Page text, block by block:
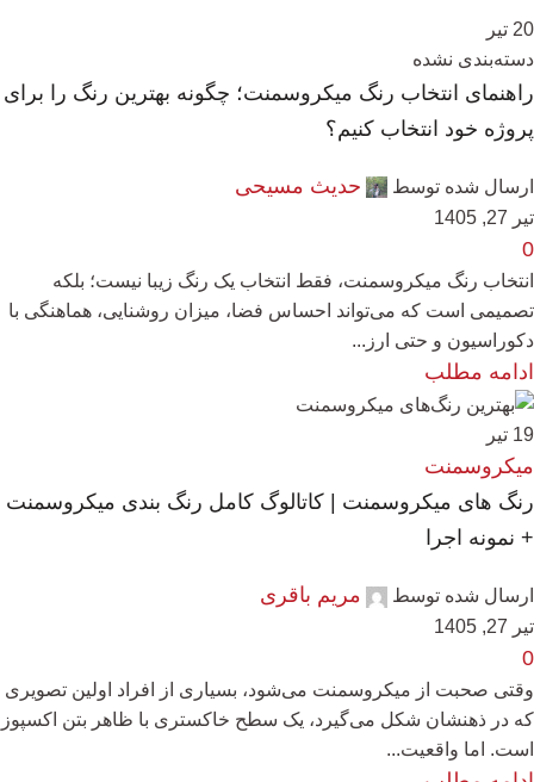
20 تیر
دسته‌بندی نشده
راهنمای انتخاب رنگ میکروسمنت؛ چگونه بهترین رنگ را برای
پروژه خود انتخاب کنیم؟
ارسال شده توسط حدیث مسیحی
تیر 27, 1405
0
انتخاب رنگ میکروسمنت، فقط انتخاب یک رنگ زیبا نیست؛ بلکه
تصمیمی است که می‌تواند احساس فضا، میزان روشنایی، هماهنگی با
دکوراسیون و حتی ارز...
ادامه مطلب
19 تیر
میکروسمنت
رنگ های میکروسمنت | کاتالوگ کامل رنگ بندی میکروسمنت
+ نمونه اجرا
ارسال شده توسط مریم باقری
تیر 27, 1405
0
وقتی صحبت از میکروسمنت می‌شود، بسیاری از افراد اولین تصویری
که در ذهنشان شکل می‌گیرد، یک سطح خاکستری با ظاهر بتن اکسپوز
است. اما واقعیت...